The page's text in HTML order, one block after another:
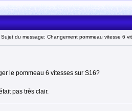
du message: Changement pommeau vitesse 6
le pommeau 6 vitesses sur S16?
pas très clair.